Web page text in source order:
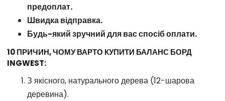
предоплат.
Швидка відправка.
Будь-який зручний для вас спосіб оплати.
10 ПРИЧИН, ЧОМУ ВАРТО КУПИТИ БАЛАНС БОРД
INGWEST:
З якісного, натурального дерева (12-шарова
деревина).